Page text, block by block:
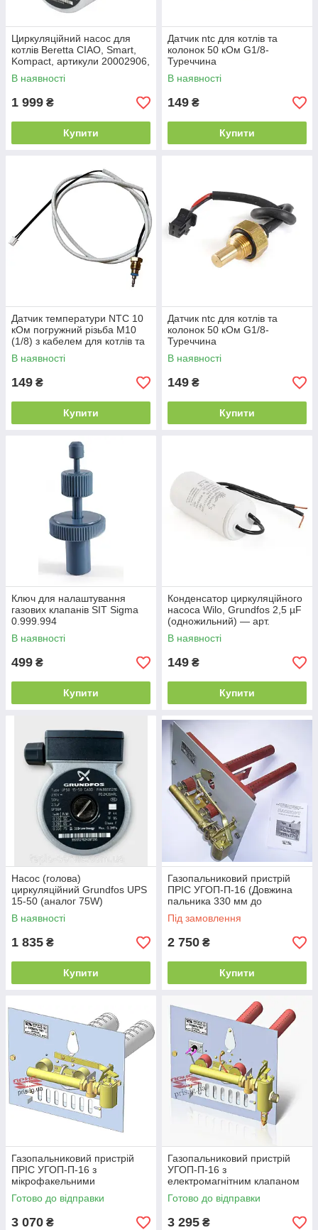
Циркуляційний насос для
котлів Beretta CIAO, Smart,
Kompact, артикули 20002906,
10024573, 10027370,
20001873
В наявності
1 999 ₴
Купити
Датчик ntc для котлів та
колонок 50 кОм G1/8-
Туреччина
В наявності
149 ₴
Купити
Датчик температури NTC 10
кОм погружний різьба М10
(1/8) з кабелем для котлів та
бойлерів
В наявності
149 ₴
Купити
Датчик ntc для котлів та
колонок 50 кОм G1/8-
Туреччина
В наявності
149 ₴
Купити
Ключ для налаштування
газових клапанів SIT Sigma
0.999.994
В наявності
499 ₴
Купити
Конденсатор циркуляційного
насоса Wilo, Grundfos 2,5 µF
(одножильний) — арт.
4533921
В наявності
149 ₴
Купити
Насос (голова)
циркуляційний Grundfos UPS
15-50 (аналог 75W)
В наявності
1 835 ₴
Купити
Газопальниковий пристрій
ПРІС УГОП-П-16 (Довжина
пальника 330 мм до
форсунок)
Під замовлення
2 750 ₴
Купити
Газопальниковий пристрій
ПРІС УГОП-П-16 з
мікрофакельними
пальниками (Довжина
пальника 250 мм)
Готово до відправки
3 070 ₴
Газопальниковий пристрій
УГОП-П-16 з
електромагнітним клапаном
(Довжина пальника 330 мм
до форсунок)
Готово до відправки
3 295 ₴